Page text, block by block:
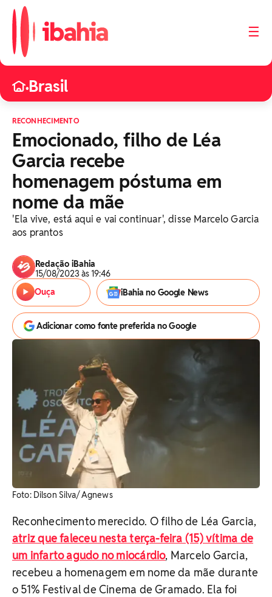
☰
•Brasil
RECONHECIMENTO
Emocionado, filho de Léa
Garcia recebe
homenagem póstuma em
nome da mãe
'Ela vive, está aqui e vai continuar', disse Marcelo Garcia
aos prantos
Redação iBahia
15/08/2023 às 19:46
Ouça
iBahia no Google News
Adicionar como fonte preferida no Google
Foto: Dilson Silva/ Agnews
Reconhecimento merecido. O filho de Léa Garcia,
atriz que faleceu nesta terça-feira (15) vítima de
um infarto agudo no miocárdio, Marcelo Garcia,
recebeu a homenagem em nome da mãe durante
o 51% Festival de Cinema de Gramado. Ela foi